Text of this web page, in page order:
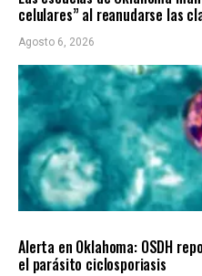
celulares” al reanudarse las
Agosto 6, 2026
Alerta en Oklahoma: OSDH
el parásito ciclosporiasis